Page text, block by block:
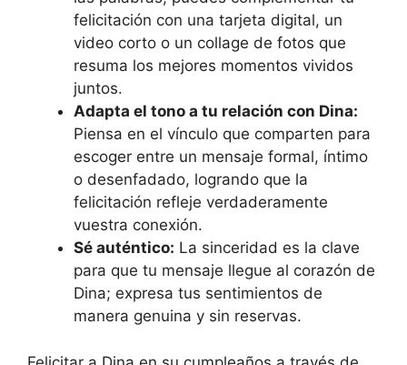
felicitación con una tarjeta digital, un
video corto o un collage de fotos que
resuma los mejores momentos vividos
juntos.
Adapta el tono a tu relación con Dina:
Piensa en el vínculo que comparten para
escoger entre un mensaje formal, íntimo
o desenfadado, logrando que la
felicitación refleje verdaderamente
vuestra conexión.
Sé auténtico: La sinceridad es la clave
para que tu mensaje llegue al corazón de
Dina; expresa tus sentimientos de
manera genuina y sin reservas.